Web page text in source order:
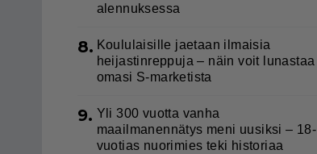
alennuksessa
8. Koululaisille jaetaan ilmaisia
heijastinreppuja – näin voit lunastaa
omasi S-marketista
9. Yli 300 vuotta vanha
maailmanennätys meni uusiksi – 18-
vuotias nuorimies teki historiaa